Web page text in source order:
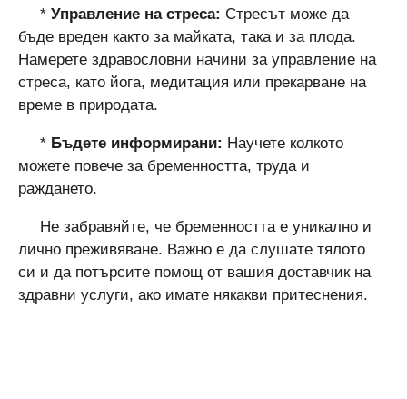
* Управление на стреса: Стресът може да
бъде вреден както за майката, така и за плода.
Намерете здравословни начини за управление на
стреса, като йога, медитация или прекарване на
време в природата.
* Бъдете информирани: Научете колкото
можете повече за бременността, труда и
раждането.
Не забравяйте, че бременността е уникално и
лично преживяване. Важно е да слушате тялото
си и да потърсите помощ от вашия доставчик на
здравни услуги, ако имате някакви притеснения.